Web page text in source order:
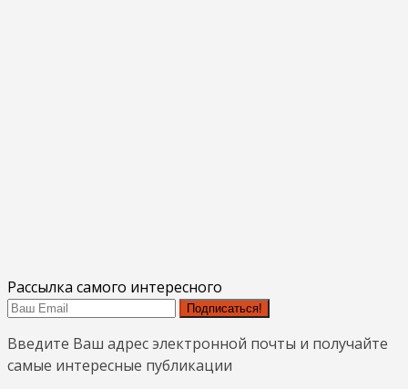
Рассылка самого интересного
Подписаться!
Введите Ваш адрес электронной почты и получайте
самые интересные публикации